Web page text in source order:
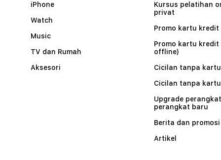
iPhone
Watch
Music
TV dan Rumah
Aksesori
Kursus pelatihan
privat
Promo kartu kredit
Promo kartu kredit
offline)
Cicilan tanpa
Cicilan tanpa
Upgrade
perangkat baru
Berita dan promosi
Artikel